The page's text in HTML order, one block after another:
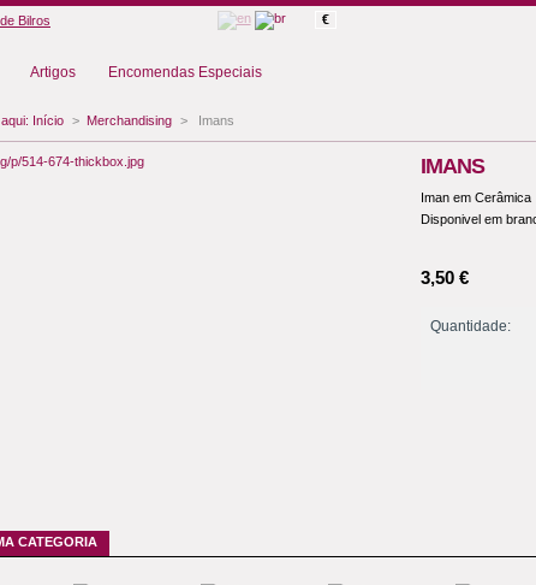
€
Artigos Encomendas Especiais
Início > Merchandising > Imans
IMANS
Iman em Cerâmica
Disponivel em
3,50 €
Quantidade:
CATEGORIA